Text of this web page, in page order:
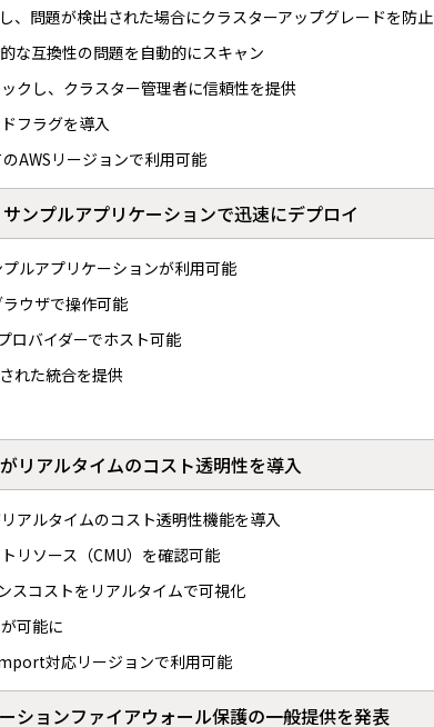
、問題が検出された場合にクラスターアップグレードを防止
な互換性の問題を自動的にスキャン
クし、クラスター管理者に信頼性を提供
フラグを導入
AWSリージョンで利用可能
ンプルアプリケーションで迅速にデプロイ
ルアプリケーションが利用可能
ウザで操作可能
バイダーでホスト可能
れた統合を提供
アルタイムのコスト透明性を導入
ルタイムのコスト透明性機能を導入
リソース（CMU）を確認可能
スコストをリアルタイムで可視化
可能に
対応リージョンで利用可能
ョンファイアウォール保護の一般提供を発表